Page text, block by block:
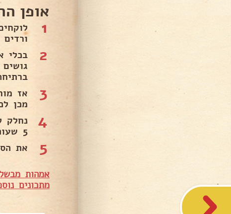
אופן
1
2
בכלי
3
אז
מכן
4
5 שעות.
5 את
אמהות
מתכונים